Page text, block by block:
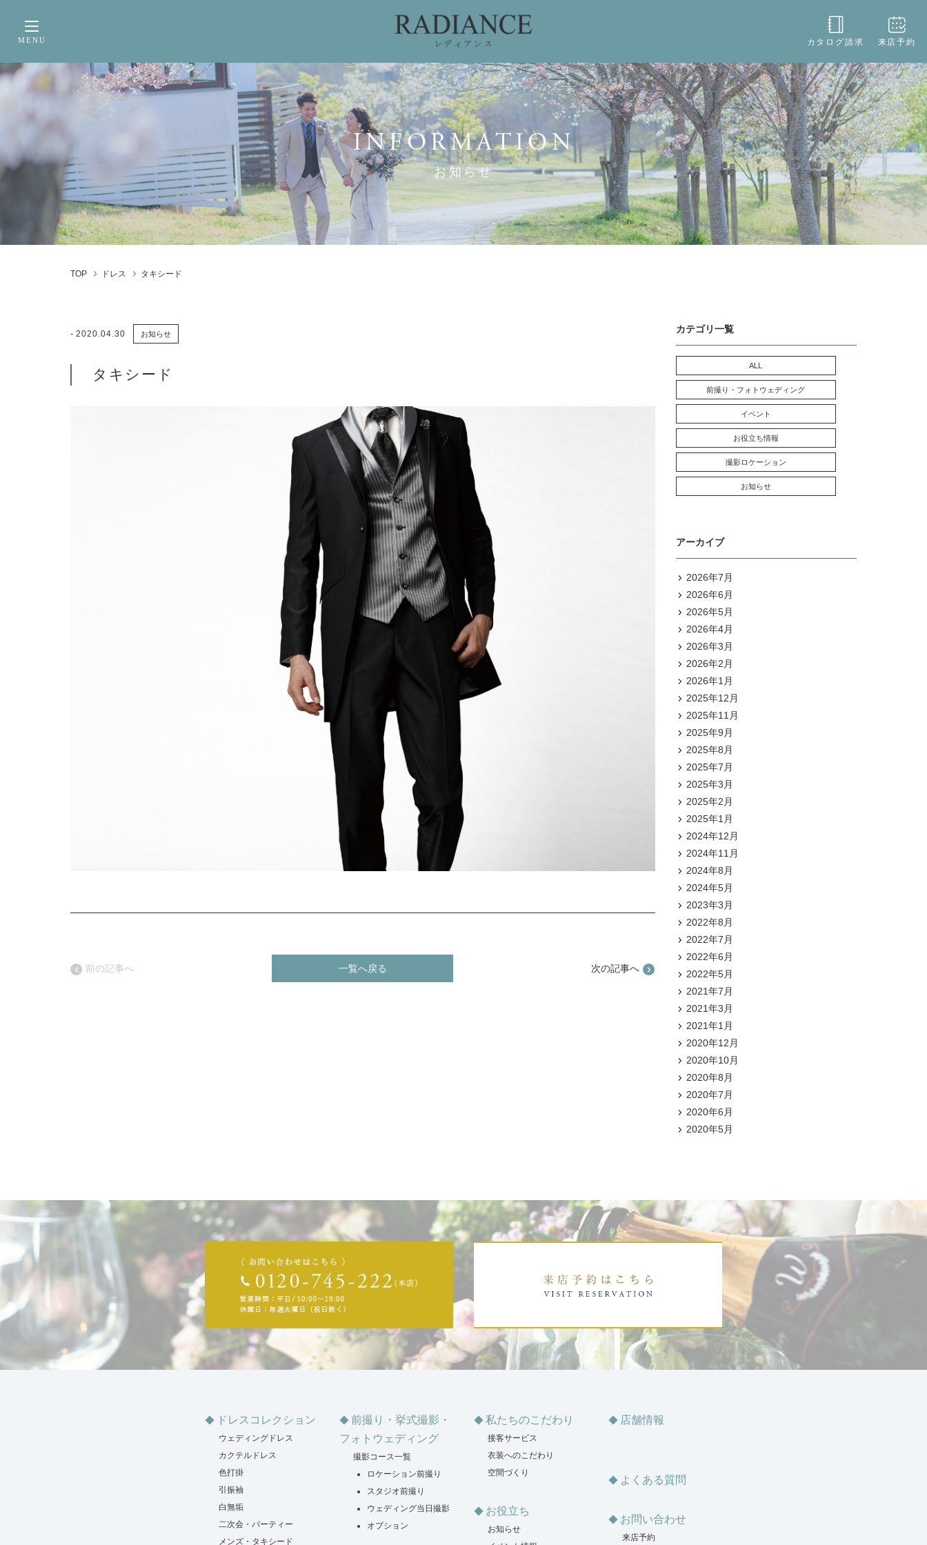
MENU カタログ請求 来店予約
お問い合わせ
INFORMATION
お知らせ
TOP ドレス タキシード
2020.04.30 お知らせ
タキシード
前の記事へ 次の記事へ
一覧へ戻る
カテゴリ一覧
ALL
前撮り・フォトウェディング
イベント
お役立ち情報
撮影ロケーション
お知らせ
アーカイブ
2026年7月
2026年6月
2026年5月
2026年4月
2026年3月
2026年2月
2026年1月
2025年12月
2025年11月
2025年9月
2025年8月
2025年7月
2025年3月
2025年2月
2025年1月
2024年12月
2024年11月
2024年8月
2024年5月
2023年3月
2022年8月
2022年7月
2022年6月
2022年5月
2021年7月
2021年3月
2021年1月
2020年12月
2020年10月
2020年8月
2020年7月
2020年6月
2020年5月
ドレスコレクション
ウェディングドレス
カクテルドレス
色打掛
引振袖
白無垢
二次会・パーティー
メンズ・タキシード
前撮り・挙式撮影・
フォトウェディング
撮影コース一覧
ロケーション前撮り
スタジオ前撮り
ウェディング当日撮影
オプション
私たちのこだわり
接客サービス
衣装へのこだわり
空間づくり
お役立ち
お知らせ
店舗情報
よくある質問
お問い合わせ
来店予約